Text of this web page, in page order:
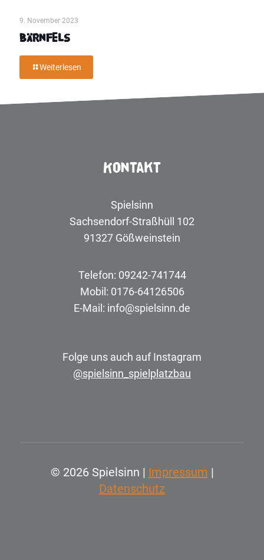
9. November 2023
Bärnfels
Weiterlesen
Kontakt
Spielsinn
Sachsendorf-Straßhüll 102
91327 Gößweinstein
Telefon: 09242-741744
Mobil: 0176-64126506
E-Mail: info@spielsinn.de
Folge uns auch auf Instagram
@spielsinn_spielplatzbau
© 2026 Spielsinn | Impressum |
Datenschutz